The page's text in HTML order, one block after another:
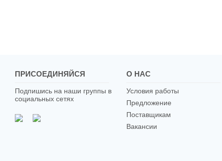
ПРИСОЕДИНЯЙСЯ
Подпишись на наши группы в
социальных сетях
О НАС
Условия работы
Предложение
Поставщикам
Вакансии